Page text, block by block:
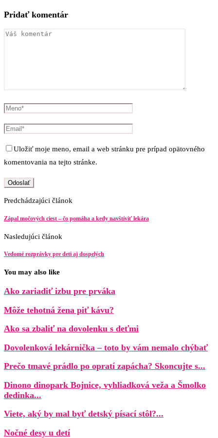
Pridať komentár
Uložiť moje meno, email a web stránku pre prípad opätovného
komentovania na tejto stránke.
Predchádzajúci článok
Zápal močových ciest – čo pomáha a kedy navštíviť lekára
Nasledujúci článok
Vedomé rozprávky pre deti aj dospelých
You may also like
Ako zariadiť izbu pre prváka
Môže tehotná žena piť kávu?
Ako sa zbaliť na dovolenku s deťmi
Dovolenková lekárnička – toto by vám nemalo chýbať
Prečo tmavé prádlo po opratí zapácha? Skoncujte s...
Dinono dinopark Bojnice, vyhliadková veža a Šmolko
dedinka...
Viete, aký by mal byť detský písací stôl?...
Nočné desy u detí